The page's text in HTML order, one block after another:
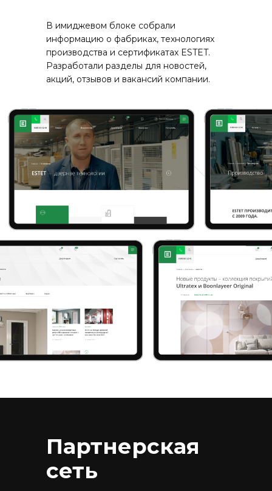
В имиджевом блоке собрали
информацию о фабриках, технологиях
производства и сертификатах ESTET.
Разработали разделы для новостей,
акций, отзывов и вакансий компании.
Партнерская
сеть